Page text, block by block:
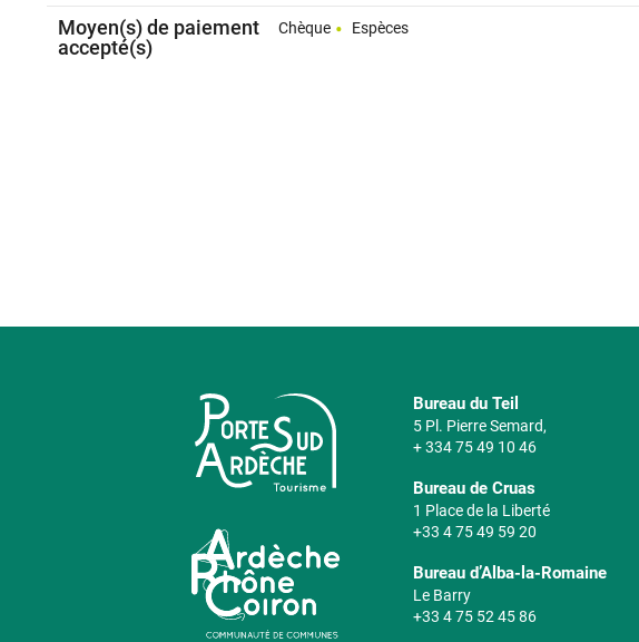
Ne comprend pas le transport.
Moyen(s) de paiement
accepté(s)
Chèque Espèces
Bureau du Teil
5 Pl. Pierre Semard,
+ 334 75 49 10 46
Bureau de Cruas
1 Place de la Liberté
+33 4 75 49 59 20
Bureau d’Alba-la-Romaine
Le Barry
+33 4 75 52 45 86